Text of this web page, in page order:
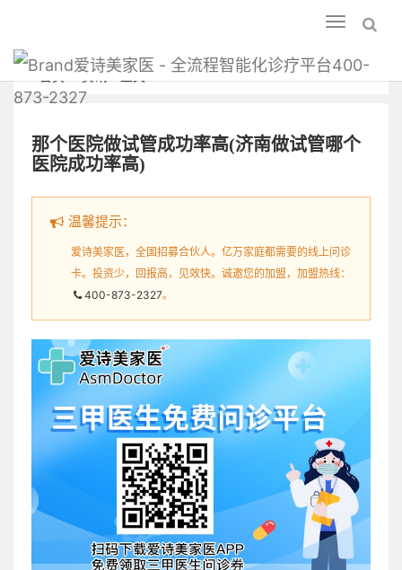
Toggle
navigation
爱诗美家医 - 全流程智能化诊疗平台400-
873-2327
首页 资讯 正文
那个医院做试管成功率高(济南做试管哪个
医院成功率高)
温馨提示：
爱诗美家医，全国招募合伙人。亿万家庭都需要的线上问诊
卡。投资少，回报高，见效快。诚邀您的加盟，加盟热线：
400-873-2327。